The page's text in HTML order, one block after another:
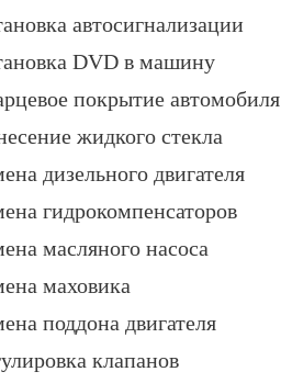
автосигнализации
DVD в машину
покрытие автомобиля
жидкого стекла
дизельного двигателя
гидрокомпенсаторов
масляного насоса
маховика
поддона двигателя
клапанов